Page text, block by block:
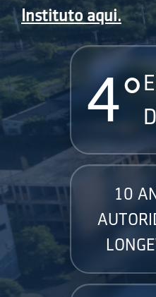
Instituto aqui.
4°
10